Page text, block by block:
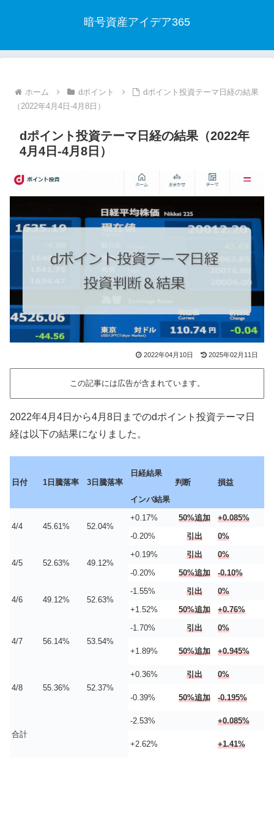
暗号資産アイデア365
ホーム dポイント
dポイント投資テーマ日経の結果
（2022年4月4日-4月8日）
dポイント投資テーマ日経の結果（2022年
4月4日-4月8日）
2022年04月10日 2025年02月11日
この記事には広告が含まれています。
2022年4月4日から4月8日までのdポイント投資テーマ日
経は以下の結果になりました。
日付 1日騰落率 3日騰落率
日経結果
判断
損益
インバ結果
4/4 45.61% 52.04%
+0.17% 50%追加
+0.085%
-0.20%
引出 0%
4/5 52.63% 49.12%
+0.19% 引出
0%
-0.20%
50%追加 -0.10%
4/6 49.12% 52.63%
-1.55% 引出
0%
+1.52%
50%追加 +0.76%
4/7 56.14% 53.54%
-1.70% 引出 0%
+1.89% 50%追加 +0.945%
4/8 55.36% 52.37%
+0.36% 引出 0%
-0.39% 50%追加 -0.195%
合計
-2.53% +0.085%
+2.62% +1.41%